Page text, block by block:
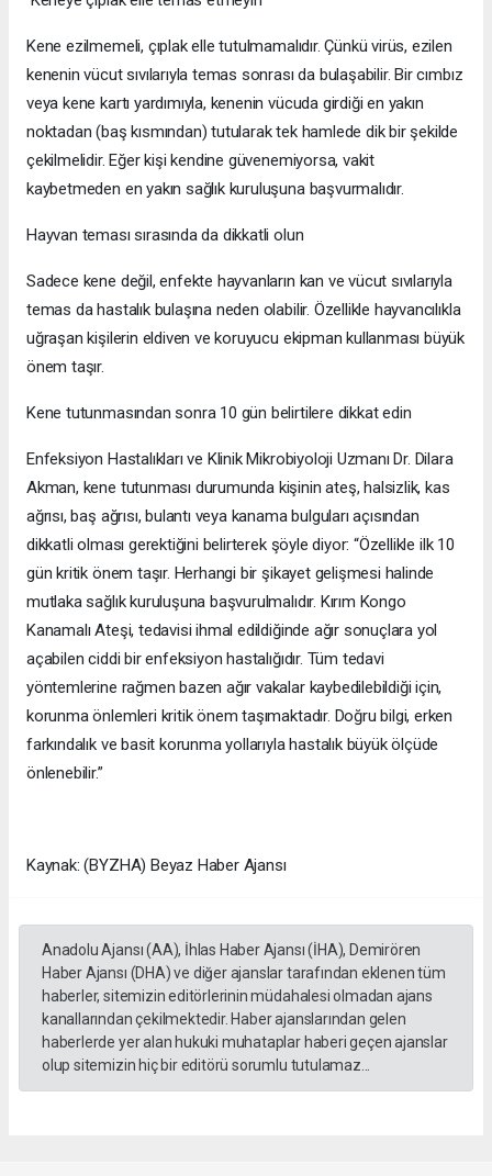
Kene ezilmemeli, çıplak elle tutulmamalıdır. Çünkü virüs, ezilen
kenenin vücut sıvılarıyla temas sonrası da bulaşabilir. Bir cımbız
veya kene kartı yardımıyla, kenenin vücuda girdiği en yakın
noktadan (baş kısmından) tutularak tek hamlede dik bir şekilde
çekilmelidir. Eğer kişi kendine güvenemiyorsa, vakit
kaybetmeden en yakın sağlık kuruluşuna başvurmalıdır.
Hayvan teması sırasında da dikkatli olun
Sadece kene değil, enfekte hayvanların kan ve vücut sıvılarıyla
temas da hastalık bulaşına neden olabilir. Özellikle hayvancılıkla
uğraşan kişilerin eldiven ve koruyucu ekipman kullanması büyük
önem taşır.
Kene tutunmasından sonra 10 gün belirtilere dikkat edin
Enfeksiyon Hastalıkları ve Klinik Mikrobiyoloji Uzmanı Dr. Dilara
Akman, kene tutunması durumunda kişinin ateş, halsizlik, kas
ağrısı, baş ağrısı, bulantı veya kanama bulguları açısından
dikkatli olması gerektiğini belirterek şöyle diyor: “Özellikle ilk 10
gün kritik önem taşır. Herhangi bir şikayet gelişmesi halinde
mutlaka sağlık kuruluşuna başvurulmalıdır. Kırım Kongo
Kanamalı Ateşi, tedavisi ihmal edildiğinde ağır sonuçlara yol
açabilen ciddi bir enfeksiyon hastalığıdır. Tüm tedavi
yöntemlerine rağmen bazen ağır vakalar kaybedilebildiği için,
korunma önlemleri kritik önem taşımaktadır. Doğru bilgi, erken
farkındalık ve basit korunma yollarıyla hastalık büyük ölçüde
önlenebilir.”
Kaynak: (BYZHA) Beyaz Haber Ajansı
Anadolu Ajansı (AA), İhlas Haber Ajansı (İHA), Demirören
Haber Ajansı (DHA) ve diğer ajanslar tarafından eklenen tüm
haberler, sitemizin editörlerinin müdahalesi olmadan ajans
kanallarından çekilmektedir. Haber ajanslarından gelen
haberlerde yer alan hukuki muhataplar haberi geçen ajanslar
olup sitemizin hiç bir editörü sorumlu tutulamaz...